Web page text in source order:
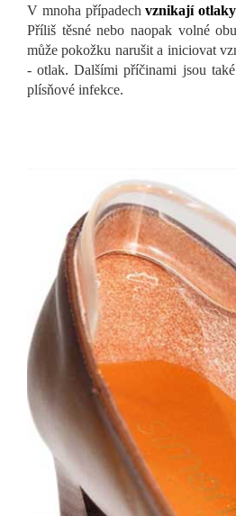
V mnoha případechvznikají otlaky
Příliš těsné nebo naopak volné
může pokožku narušit a iniciovat
- otlak. Dalšími příčinami jsou
plísňové infekce.